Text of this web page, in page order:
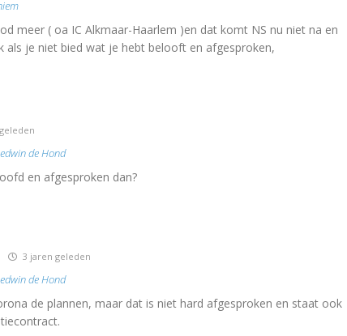
meer ( oa IC Alkmaar-Haarlem )en dat komt NS nu niet na en
als je niet bied wat je hebt belooft en afgesproken,
edwin de Hond
en afgesproken dan?
3 jaren geleden
edwin de Hond
de plannen, maar dat is niet hard afgesproken en staat ook